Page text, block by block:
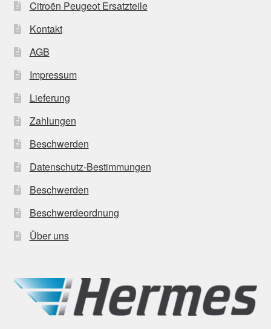
Citroën Peugeot Ersatzteile
Kontakt
AGB
Impressum
Lieferung
Zahlungen
Beschwerden
Datenschutz-Bestimmungen
Beschwerden
Beschwerdeordnung
Über uns